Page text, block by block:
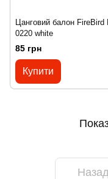
Цанговий балон FireBird
0220 white
85 грн
Купити
Назад